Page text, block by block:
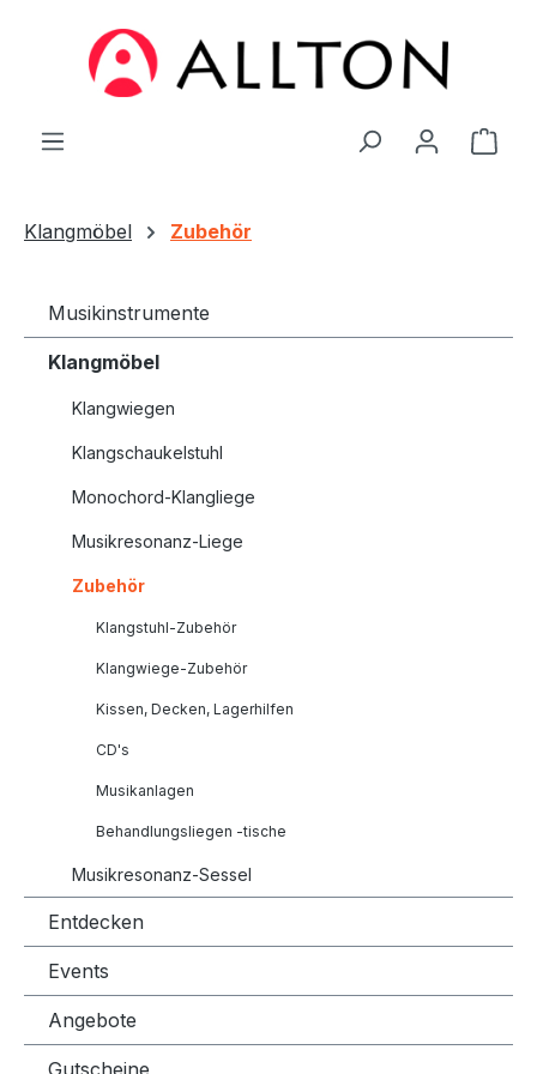
Zum Hauptinhalt springen
Klangmöbel Zubehör
Musikinstrumente
Klangmöbel
Klangwiegen
Klangschaukelstuhl
Monochord-Klangliege
Musikresonanz-Liege
Zubehör
Klangstuhl-Zubehör
Klangwiege-Zubehör
Kissen, Decken, Lagerhilfen
CD's
Musikanlagen
Behandlungsliegen -tische
Musikresonanz-Sessel
Entdecken
Events
Angebote
Gutscheine